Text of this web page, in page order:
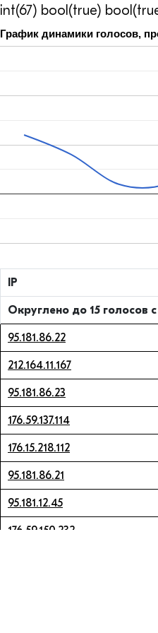
int(67) bool(true)
График динамики голосов,
IP
Округлено до 15 голосов с
95.181.86.22
212.164.11.167
95.181.86.23
176.59.137.114
176.15.218.112
95.181.86.21
95.181.12.45
176.59.150.232